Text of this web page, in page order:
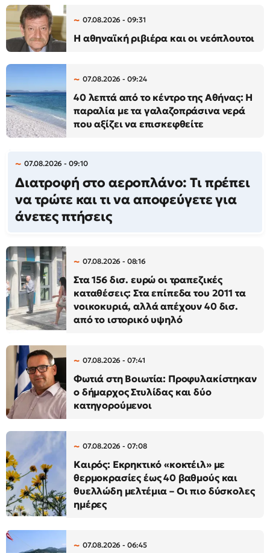
07.08.2026 - 09:31
Η αθηναϊκή ριβιέρα και οι νεόπλουτοι
07.08.2026 - 09:24
40 λεπτά από το κέντρο της Αθήνας: Η
παραλία με τα γαλαζοπράσινα νερά
που αξίζει να επισκεφθείτε
07.08.2026 - 09:10
Διατροφή στο αεροπλάνο: Τι πρέπει
να τρώτε και τι να αποφεύγετε για
άνετες πτήσεις
07.08.2026 - 08:16
Στα 156 δισ. ευρώ οι τραπεζικές
καταθέσεις: Στα επίπεδα του 2011 τα
νοικοκυριά, αλλά απέχουν 40 δισ.
από το ιστορικό υψηλό
07.08.2026 - 07:41
Φωτιά στη Βοιωτία: Προφυλακίστηκαν
ο δήμαρχος Στυλίδας και δύο
κατηγορούμενοι
07.08.2026 - 07:08
Καιρός: Εκρηκτικό «κοκτέιλ» με
θερμοκρασίες έως 40 βαθμούς και
θυελλώδη μελτέμια – Οι πιο δύσκολες
ημέρες
07.08.2026 - 06:45